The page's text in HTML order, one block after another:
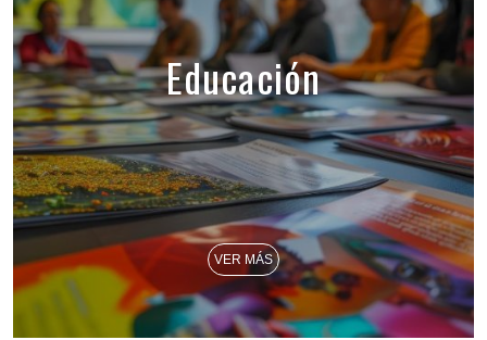
Educación
VER MÁS